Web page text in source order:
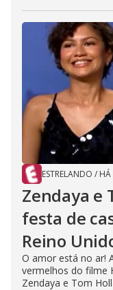
ESTRELANDO /
Zendaya e
festa de
Reino
O amor está no ar!
vermelhos do filme
Zendaya e Tom